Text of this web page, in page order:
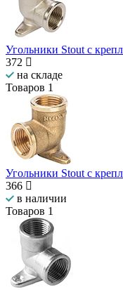
Угольники Stout с
372
на складе
Товаров 1
Угольники Stout с
366
в наличии
Товаров 1